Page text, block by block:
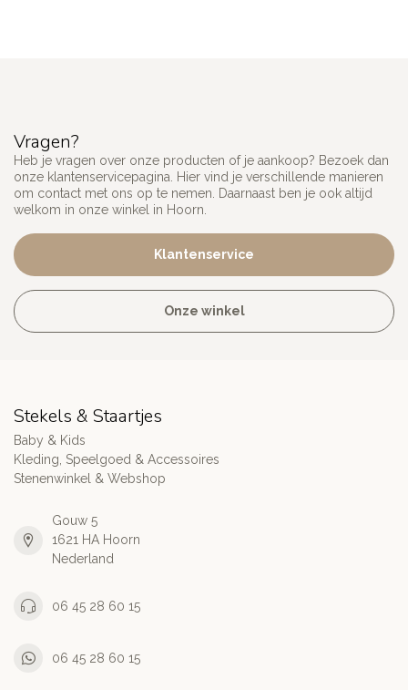
Vragen?
Heb je vragen over onze producten of je aankoop? Bezoek dan
onze klantenservicepagina. Hier vind je verschillende manieren
om contact met ons op te nemen. Daarnaast ben je ook altijd
welkom in onze winkel in Hoorn.
Klantenservice
Onze winkel
Stekels & Staartjes
Baby & Kids
Kleding, Speelgoed & Accessoires
Stenenwinkel & Webshop
Gouw 5
1621 HA Hoorn
Nederland
06 45 28 60 15
06 45 28 60 15